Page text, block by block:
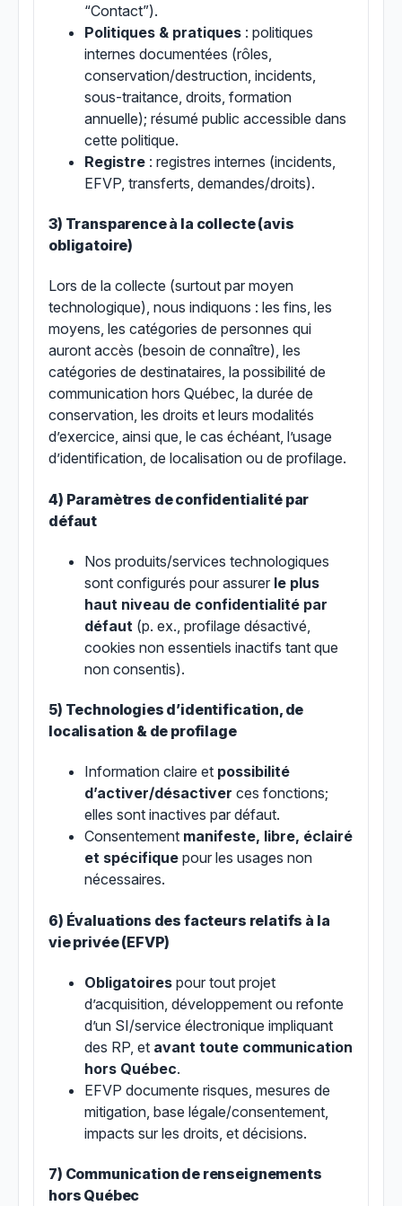
“Contact”).
Politiques & pratiques : politiques
internes documentées (rôles,
conservation/destruction, incidents,
sous-traitance, droits, formation
annuelle); résumé public accessible dans
cette politique.
Registre : registres internes (incidents,
EFVP, transferts, demandes/droits).
3) Transparence à la collecte (avis
obligatoire)
Lors de la collecte (surtout par moyen
technologique), nous indiquons : les fins, les
moyens, les catégories de personnes qui
auront accès (besoin de connaître), les
catégories de destinataires, la possibilité de
communication hors Québec, la durée de
conservation, les droits et leurs modalités
d’exercice, ainsi que, le cas échéant, l’usage
d’identification, de localisation ou de profilage.
4) Paramètres de confidentialité par
défaut
Nos produits/services technologiques
sont configurés pour assurer le plus
haut niveau de confidentialité par
défaut (p. ex., profilage désactivé,
cookies non essentiels inactifs tant que
non consentis).
5) Technologies d’identification, de
localisation & de profilage
Information claire et possibilité
d’activer/désactiver ces fonctions;
elles sont inactives par défaut.
Consentement manifeste, libre, éclairé
et spécifique pour les usages non
nécessaires.
6) Évaluations des facteurs relatifs à la
vie privée (EFVP)
Obligatoires pour tout projet
d’acquisition, développement ou refonte
d’un SI/service électronique impliquant
des RP, et avant toute communication
hors Québec.
EFVP documente risques, mesures de
mitigation, base légale/consentement,
impacts sur les droits, et décisions.
7) Communication de renseignements
hors Québec